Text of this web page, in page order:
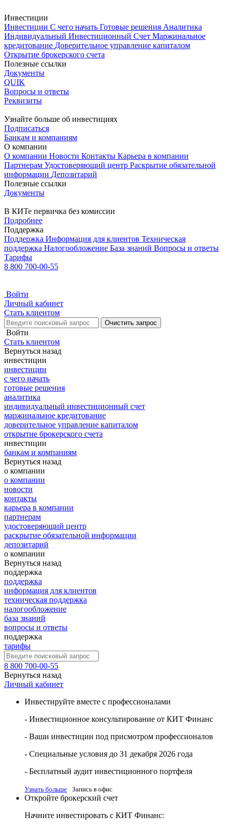
Инвестиции
Инвестиции С чего начать Готовые решения Аналитика
Индивидуальный Инвестиционный Счет Маржинальное
кредитование Доверительное управление капиталом
Открытие брокерского счета
Полезные ссылки
Документы
QUIK
Вопросы и ответы
Реквизиты
Узнайте больше об инвестициях
Подписаться
Банкам и компаниям
О компании
О компании Новости Контакты Карьера в компании
Партнерам Удостоверяющий центр Раскрытие обязательной
информации Депозитарий
Полезные ссылки
Документы
В КИТе первичка без комиссии
Подробнее
Поддержка
Поддержка Информация для клиентов Техническая
поддержка Налогообложение База знаний Вопросы и ответы
Тарифы
8 800 700-00-55
Войти
Личный кабинет
Стать клиентом
Очистить запрос
Войти
Стать клиентом
Вернуться назад
инвестиции
инвестиции
с чего начать
готовые решения
аналитика
индивидуальный инвестиционный счет
маржинальное кредитование
доверительное управление капиталом
открытие брокерского счета
инвестиции
банкам и компаниям
Вернуться назад
о компании
о компании
новости
контакты
карьера в компании
партнерам
удостоверяющий центр
раскрытие обязательной информации
депозитарий
о компании
Вернуться назад
поддержка
поддержка
информация для клиентов
техническая поддержка
налогообложение
база знаний
вопросы и ответы
поддержка
тарифы
8 800 700-00-55
Вернуться назад
Личный кабинет
Инвестируйте вместе с профессионалами
- Инвестиционное консультирование от КИТ Финанс
- Ваши инвестиции под присмотром профессионалов
- Специальные условия до 31 декабря 2026 года
- Бесплатный аудит инвестиционного портфеля
Узнать больше Запись в офис
Откройте брокерский счет
Начните инвестировать с КИТ Финанс: